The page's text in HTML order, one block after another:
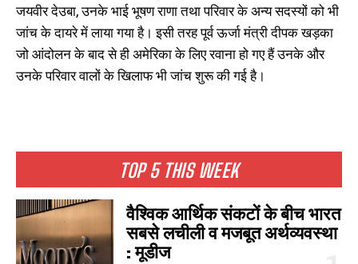
TOP 5 THIS WEEK
वैश्विक आर्थिक संकटों के बीच भारत
सबसे लचीली व मजबूत अर्थव्यवस्था
: मूडीज
जयवीर देउबा, उनके भाई भूषण राणा तथा परिवार के अन्य सदस्यों को भी
जांच के दायरे में लाया गया है। इसी तरह पूर्व ऊर्जा मंत्री दीपक खड़का
जो आंदोलन के बाद से ही अमेरिका के लिए रवाना हो गए हैं उनके और
उनके परिवार वालों के खिलाफ भी जांच शुरू की गई है।